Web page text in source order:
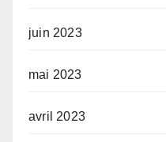
juin 2023
mai 2023
avril 2023